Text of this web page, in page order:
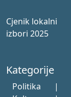
Cjenik lokalni
izbori 2025
Kategorije
Politika |